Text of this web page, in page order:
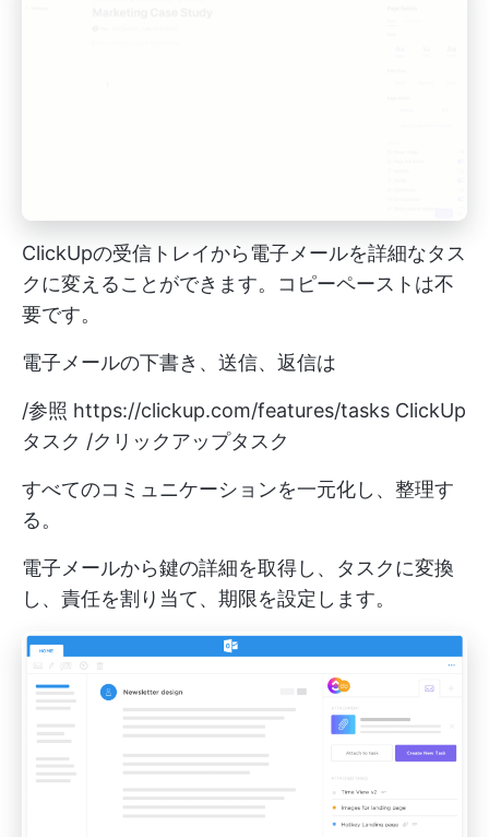
ClickUpの受信トレイから電子メールを詳細なタス
クに変えることができます。コピーペーストは不
要です。
電子メールの下書き、送信、返信は
/参照 https://clickup.com/features/tasks ClickUp
タスク /クリックアップタスク
すべてのコミュニケーションを一元化し、整理す
る。
電子メールから鍵の詳細を取得し、タスクに変換
し、責任を割り当て、期限を設定します。